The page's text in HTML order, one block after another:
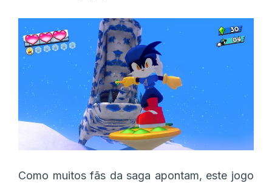
Como muitos fãs da saga apontam, este jogo